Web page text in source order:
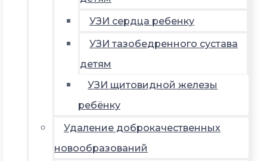
УЗИ сердца ребенку
УЗИ тазобедренного сустава
детям
УЗИ щитовидной железы
ребёнку
Удаление доброкачественных
новообразований